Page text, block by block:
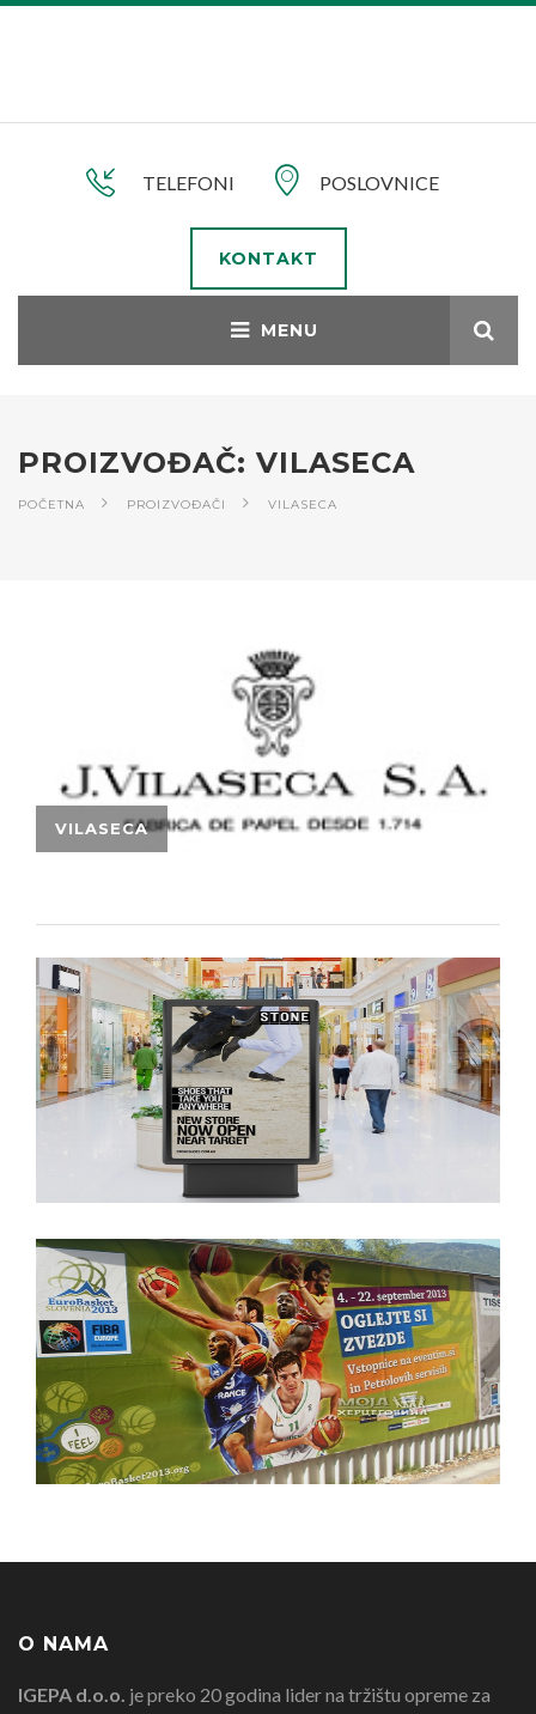
TELEFONI POSLOVNICE
KONTAKT
PROIZVOĐAČ: VILASECA
POČETNA PROIZVOĐAČI VILASECA
O NAMA
IGEPA d.o.o. je preko 20 godina lider na tržištu opreme za